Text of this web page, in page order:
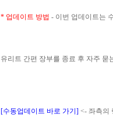
* 업데이트 방법 - 이번 업데이트는
유리트 간편 장부를 종료 후 자주
[수동업데이트 바로 가기] <- 좌측의